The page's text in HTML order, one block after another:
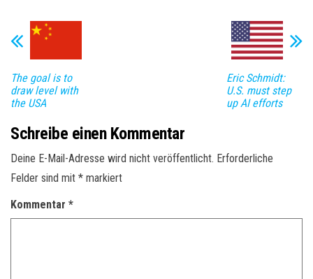
The goal is to
draw level with
the USA
Eric Schmidt:
U.S. must step
up AI efforts
Schreibe einen Kommentar
Deine E-Mail-Adresse wird nicht veröffentlicht. Erforderliche
Felder sind mit * markiert
Kommentar *